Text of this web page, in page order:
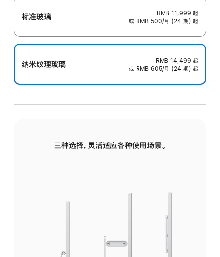
标准玻璃 RMB 11,999 起
或 RMB 500/月 (24 期) 起
纳米纹理玻璃 RMB 14,499 起
或 RMB 605/月 (24 期) 起
三种选择，灵活适应各种使用场景。